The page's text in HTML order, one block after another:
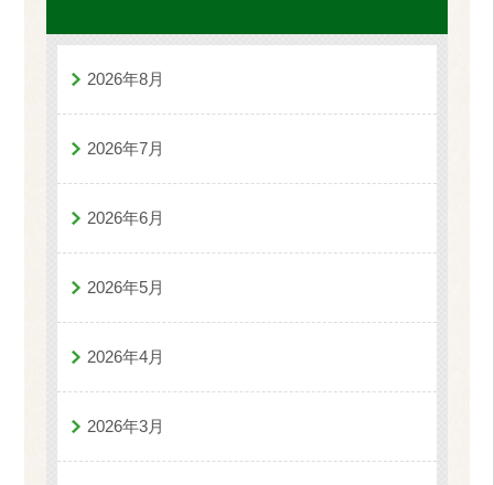
2026年8月
2026年7月
2026年6月
2026年5月
2026年4月
2026年3月